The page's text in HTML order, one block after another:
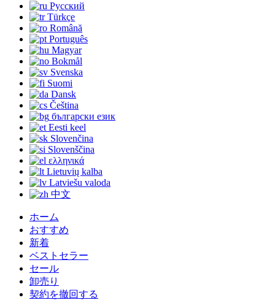
Русский
Türkçe
Română
Português
Magyar
Bokmål
Svenska
Suomi
Dansk
Čeština
български език
Eesti keel
Slovenčina
Slovenščina
ελληνικά
Lietuvių kalba
Latviešu valoda
中文
ホーム
おすすめ
新着
ベストセラー
セール
卸売り
契約を撤回する